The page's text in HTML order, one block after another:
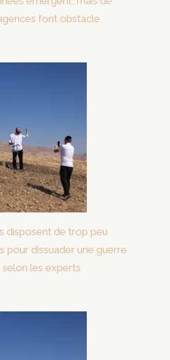
font obstacle
disposent de trop peu
pour dissuader une guerre
selon les experts